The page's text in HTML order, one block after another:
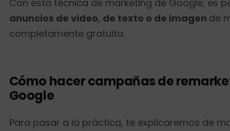
Con esta técnica de marketing de Google, es
anuncios de video, de texto o de imagen de
completamente gratuita.
Cómo hacer campañas de
Google
Para pasar a la práctica, te explicaremos de